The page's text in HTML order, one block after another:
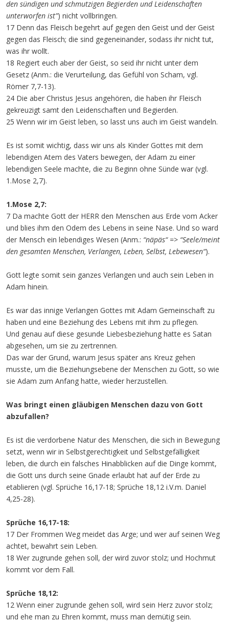
den sündigen und schmutzigen Begierden und Leidenschaften
unterworfen ist”) nicht vollbringen.
17 Denn das Fleisch begehrt auf gegen den Geist und der Geist
gegen das Fleisch; die sind gegeneinander, sodass ihr nicht tut,
was ihr wollt.
18 Regiert euch aber der Geist, so seid ihr nicht unter dem
Gesetz (Anm.: die Verurteilung, das Gefühl von Scham, vgl.
Römer 7,7-13).
24 Die aber Christus Jesus angehören, die haben ihr Fleisch
gekreuzigt samt den Leidenschaften und Begierden.
25 Wenn wir im Geist leben, so lasst uns auch im Geist wandeln.
Es ist somit wichtig, dass wir uns als Kinder Gottes mit dem
lebendigen Atem des Vaters bewegen, der Adam zu einer
lebendigen Seele machte, die zu Beginn ohne Sünde war (vgl.
1.Mose 2,7).
1.Mose 2,7:
7 Da machte Gott der HERR den Menschen aus Erde vom Acker
und blies ihm den Odem des Lebens in seine Nase. Und so ward
der Mensch ein lebendiges Wesen (Anm.: “näpäs“ => “Seele/meint
den gesamten Menschen, Verlangen, Leben, Selbst, Lebewesen“).
Gott legte somit sein ganzes Verlangen und auch sein Leben in
Adam hinein.
Es war das innige Verlangen Gottes mit Adam Gemeinschaft zu
haben und eine Beziehung des Lebens mit ihm zu pflegen.
Und genau auf diese gesunde Liebesbeziehung hatte es Satan
abgesehen, um sie zu zertrennen.
Das war der Grund, warum Jesus später ans Kreuz gehen
musste, um die Beziehungsebene der Menschen zu Gott, so wie
sie Adam zum Anfang hatte, wieder herzustellen.
Was bringt einen gläubigen Menschen dazu von Gott
abzufallen?
Es ist die verdorbene Natur des Menschen, die sich in Bewegung
setzt, wenn wir in Selbstgerechtigkeit und Selbstgefälligkeit
leben, die durch ein falsches Hinabblicken auf die Dinge kommt,
die Gott uns durch seine Gnade erlaubt hat auf der Erde zu
etablieren (vgl. Sprüche 16,17-18; Sprüche 18,12 i.V.m. Daniel
4,25-28).
Sprüche 16,17-18:
17 Der Frommen Weg meidet das Arge; und wer auf seinen Weg
achtet, bewahrt sein Leben.
18 Wer zugrunde gehen soll, der wird zuvor stolz; und Hochmut
kommt vor dem Fall.
Sprüche 18,12:
12 Wenn einer zugrunde gehen soll, wird sein Herz zuvor stolz;
und ehe man zu Ehren kommt, muss man demütig sein.